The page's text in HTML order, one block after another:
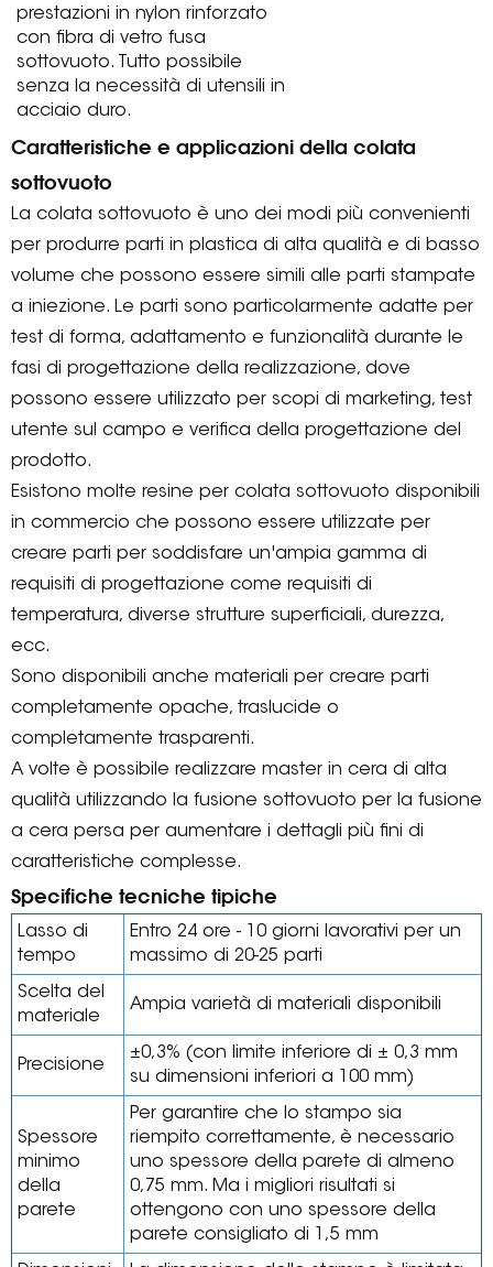
prestazioni in nylon rinforzato
con fibra di vetro fusa
sottovuoto. Tutto possibile
senza la necessità di utensili in
acciaio duro.
Caratteristiche e applicazioni della colata
sottovuoto
La colata sottovuoto è uno dei modi più convenienti
per produrre parti in plastica di alta qualità e di basso
volume che possono essere simili alle parti stampate
a iniezione. Le parti sono particolarmente adatte per
test di forma, adattamento e funzionalità durante le
fasi di progettazione della realizzazione, dove
possono essere utilizzato per scopi di marketing, test
utente sul campo e verifica della progettazione del
prodotto.
Esistono molte resine per colata sottovuoto disponibili
in commercio che possono essere utilizzate per
creare parti per soddisfare un'ampia gamma di
requisiti di progettazione come requisiti di
temperatura, diverse strutture superficiali, durezza,
ecc.
Sono disponibili anche materiali per creare parti
completamente opache, traslucide o
completamente trasparenti.
A volte è possibile realizzare master in cera di alta
qualità utilizzando la fusione sottovuoto per la fusione
a cera persa per aumentare i dettagli più fini di
caratteristiche complesse.
Specifiche tecniche tipiche
Lasso di
tempo
Entro 24 ore - 10 giorni lavorativi per un
massimo di 20-25 parti
Scelta del
materiale
Ampia varietà di materiali disponibili
Precisione
±0,3% (con limite inferiore di ± 0,3 mm
su dimensioni inferiori a 100 mm)
Spessore
minimo
della
parete
Per garantire che lo stampo sia
riempito correttamente, è necessario
uno spessore della parete di almeno
0,75 mm. Ma i migliori risultati si
ottengono con uno spessore della
parete consigliato di 1,5 mm